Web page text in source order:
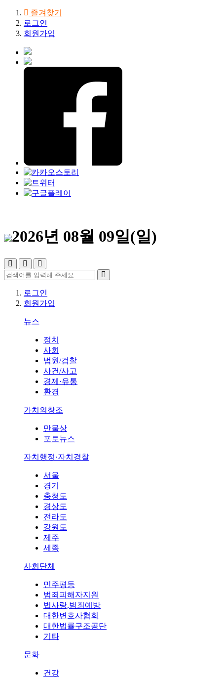
즐겨찾기
로그인
회원가입
2026년 08월 09일(일)
로그인
회원가입
뉴스
정치
사회
법원/검찰
사건/사고
경제·유통
환경
가치의창조
만물상
포토뉴스
자치행정·자치경찰
서울
경기
충청도
경상도
전라도
강원도
제주
세종
사회단체
민주평등
범죄피해자지원
법사랑,범죄예방
대한변호사협회
대한법률구조공단
기타
문화
건강